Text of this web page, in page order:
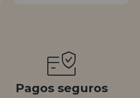
Pagos seguros